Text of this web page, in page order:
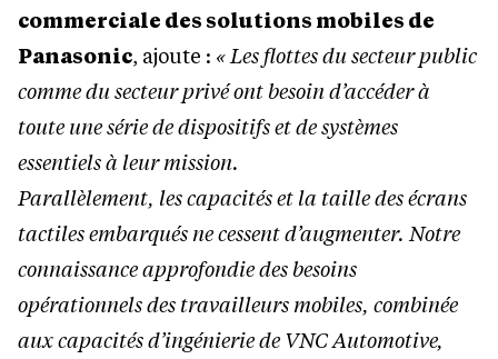
commerciale des solutions mobiles de
Panasonic, ajoute : « Les flottes du secteur public
comme du secteur privé ont besoin d’accéder à
toute une série de dispositifs et de systèmes
essentiels à leur mission.
Parallèlement, les capacités et la taille des écrans
tactiles embarqués ne cessent d’augmenter. Notre
connaissance approfondie des besoins
opérationnels des travailleurs mobiles, combinée
aux capacités d’ingénierie de VNC Automotive,